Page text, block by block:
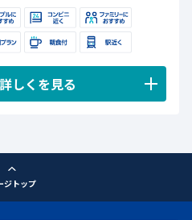
しくを見る
ジトップ